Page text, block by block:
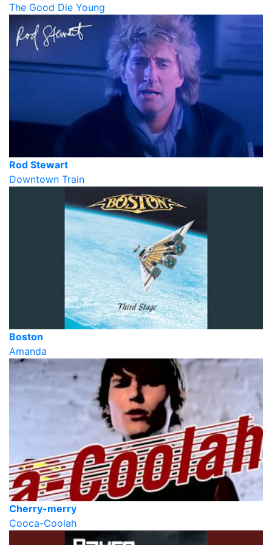
The Good Die Young
Rod Stewart
Downtown Train
Boston
Amanda
Cherry-merry
Cooca-Coolah